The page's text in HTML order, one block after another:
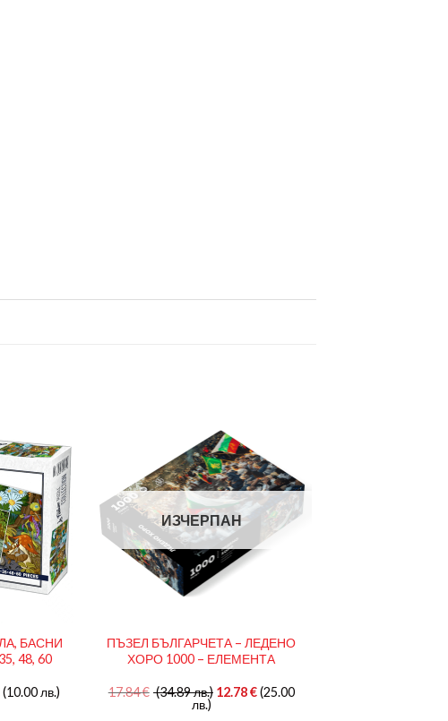
БАСНИ
48, 60
(10.00 лв.)
ИЗЧЕРПАН
ПЪЗЕЛ БЪЛГАРЧЕТА – ЛЕДЕНО
ХОРО 1000 – ЕЛЕМЕНТА
17.84€ (34.89 лв.) 12.78€(25.00
лв.)